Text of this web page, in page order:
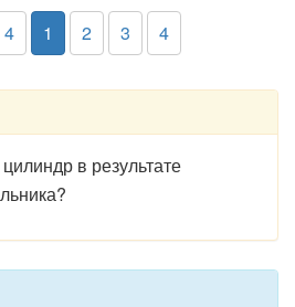
4 1 2 3 4
в результате